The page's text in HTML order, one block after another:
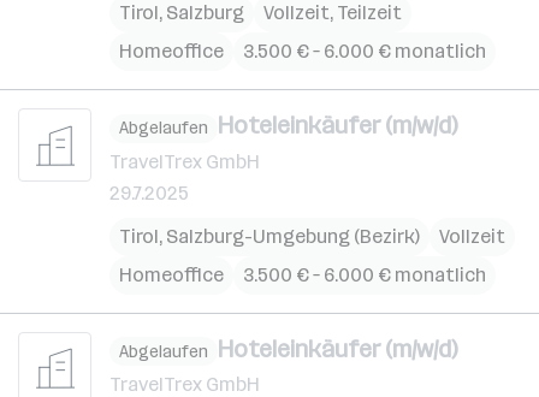
Tirol, Salzburg
Vollzeit, Teilzeit
Homeoffice
3.500 € – 6.000 € monatlich
Abgelaufen Hoteleinkäufer (m/w/d)
TravelTrex GmbH
29.7.2025
Tirol, Salzburg-Umgebung (Bezirk)
Vollzeit
Homeoffice
3.500 € – 6.000 € monatlich
Abgelaufen Hoteleinkäufer (m/w/d)
TravelTrex GmbH